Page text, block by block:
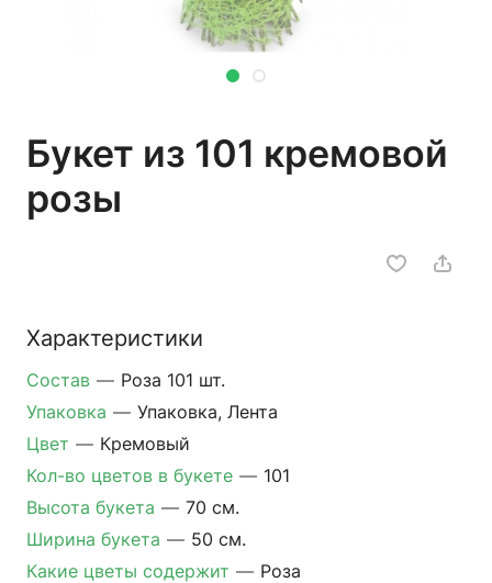
Букет из 101 кремовой
розы
Характеристики
Состав — Роза 101 шт.
Упаковка — Упаковка, Лента
Цвет — Кремовый
Кол-во цветов в букете — 101
Высота букета — 70 см.
Ширина букета — 50 см.
Какие цветы содержит — Роза